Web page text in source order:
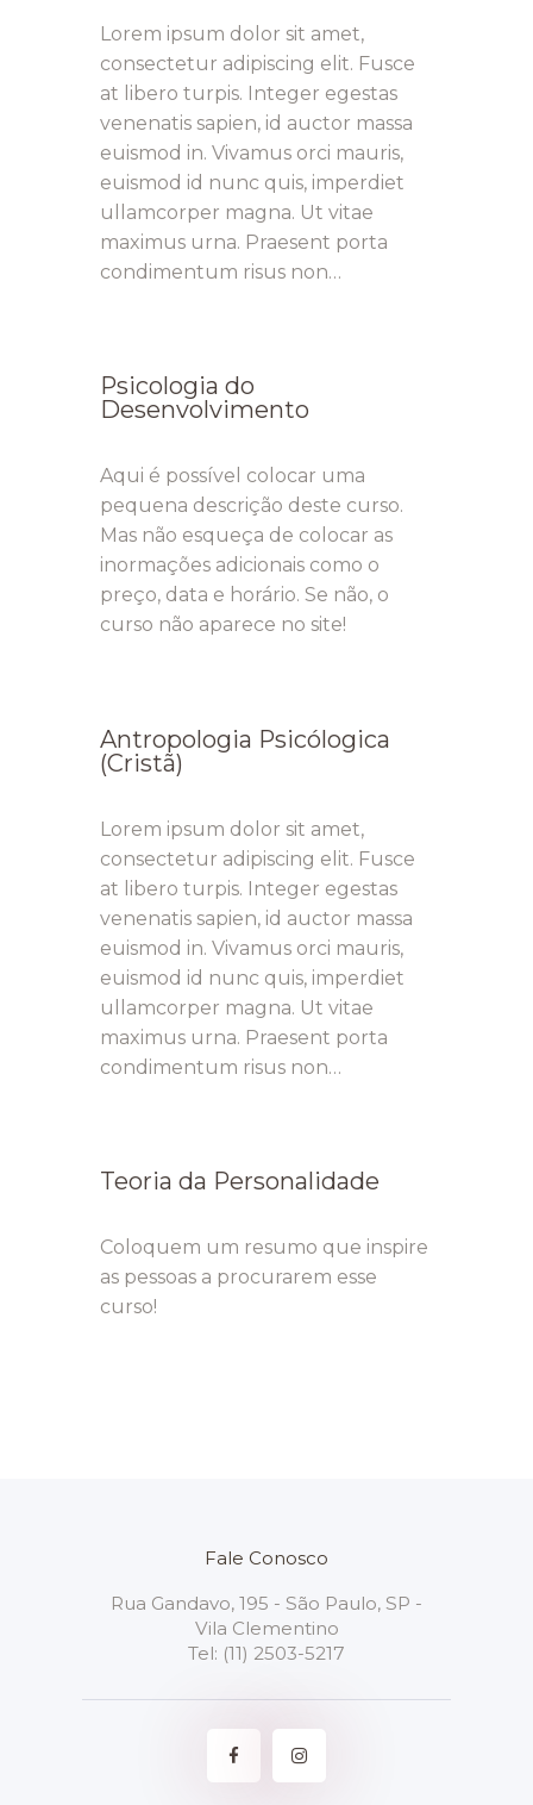
Lorem ipsum dolor sit amet,
consectetur adipiscing elit. Fusce
at libero turpis. Integer egestas
venenatis sapien, id auctor massa
euismod in. Vivamus orci mauris,
euismod id nunc quis, imperdiet
ullamcorper magna. Ut vitae
maximus urna. Praesent porta
condimentum risus non…
Psicologia do
Desenvolvimento
Aqui é possível colocar uma
pequena descrição deste curso.
Mas não esqueça de colocar as
inormações adicionais como o
preço, data e horário. Se não, o
curso não aparece no site!
Antropologia Psicólogica
(Cristã)
Lorem ipsum dolor sit amet,
consectetur adipiscing elit. Fusce
at libero turpis. Integer egestas
venenatis sapien, id auctor massa
euismod in. Vivamus orci mauris,
euismod id nunc quis, imperdiet
ullamcorper magna. Ut vitae
maximus urna. Praesent porta
condimentum risus non…
Teoria da Personalidade
Coloquem um resumo que inspire
as pessoas a procurarem esse
curso!
Fale Conosco
Rua Gandavo, 195 - São Paulo, SP -
Vila Clementino
Tel: (11) 2503-5217